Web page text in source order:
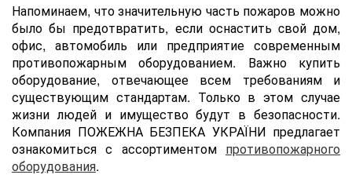
Напоминаем, что значительную часть пожаров можно
было бы предотвратить, если оснастить cвой дом,
офис, автомобиль или предприятие современным
противопожарным оборудованием. Важно купить
оборудование, отвечающее всем требованиям и
существующим стандартам. Только в этом случае
жизни людей и имущество будут в безопасности.
Компания ПОЖЕЖНА БЕЗПЕКА УКРАЇНИ предлагает
ознакомиться с ассортиментом противопожарного
оборудования.